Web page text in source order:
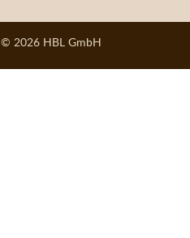
© 2026 HBL GmbH